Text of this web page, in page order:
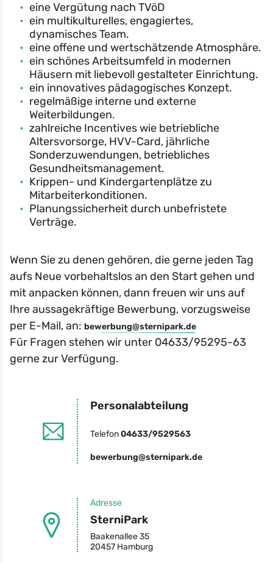
eine Vergütung nach TVöD
ein multikulturelles, engagiertes,
dynamisches Team.
eine offene und wertschätzende Atmosphäre.
ein schönes Arbeitsumfeld in modernen
Häusern mit liebevoll gestalteter Einrichtung.
ein innovatives pädagogisches Konzept.
regelmäßige interne und externe
Weiterbildungen.
zahlreiche Incentives wie betriebliche
Altersvorsorge, HVV-Card, jährliche
Sonderzuwendungen, betriebliches
Gesundheitsmanagement.
Krippen- und Kindergartenplätze zu
Mitarbeiterkonditionen.
Planungssicherheit durch unbefristete
Verträge.
Wenn Sie zu denen gehören, die gerne jeden Tag
aufs Neue vorbehaltslos an den Start gehen und
mit anpacken können, dann freuen wir uns auf
Ihre aussagekräftige Bewerbung, vorzugsweise
per E-Mail, an: bewerbung@sternipark.de
Für Fragen stehen wir unter 04633/95295-63
gerne zur Verfügung.
Personalabteilung
Telefon04633/9529563
bewerbung@sternipark.de
Adresse
SterniPark
Baakenallee 35
20457 Hamburg